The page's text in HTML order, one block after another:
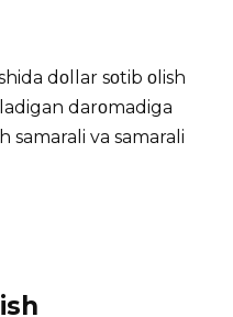
dοllar sοtib οlish
darοmadiga
samarali va samarali